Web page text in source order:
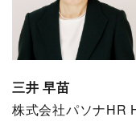
三井 早苗
株式会社パソナHR